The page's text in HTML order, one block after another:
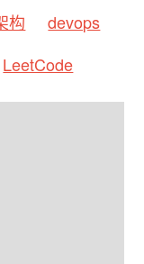
构
devops
LeetCode